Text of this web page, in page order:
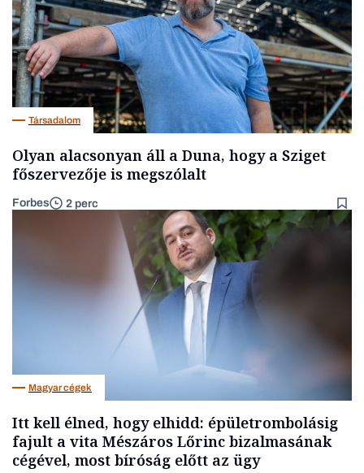
Társadalom
Olyan alacsonyan áll a Duna, hogy a Sziget
főszervezője is megszólalt
Forbes 2 perc
Magyar cégek
Itt kell élned, hogy elhidd: épületrombolásig
fajult a vita Mészáros Lőrinc bizalmasának
cégével, most bíróság előtt az ügy